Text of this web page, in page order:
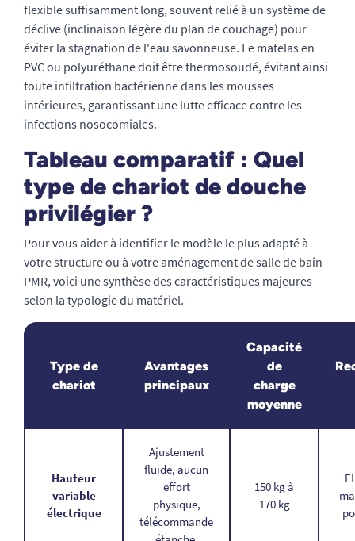
flexible suffisamment long, souvent relié à un système de
déclive (inclinaison légère du plan de couchage) pour
éviter la stagnation de l'eau savonneuse. Le matelas en
PVC ou polyuréthane doit être thermosoudé, évitant ainsi
toute infiltration bactérienne dans les mousses
intérieures, garantissant une lutte efficace contre les
infections nosocomiales.
Tableau comparatif : Quel
type de chariot de douche
privilégier ?
Pour vous aider à identifier le modèle le plus adapté à
votre structure ou à votre aménagement de salle de bain
PMR, voici une synthèse des caractéristiques majeures
selon la typologie du matériel.
Type de
chariot
Avantages
principaux
Capacité
de
charge
moyenne
Hauteur
variable
électrique
Ajustement
fluide, aucun
effort
physique,
télécommande
150 kg à
170 kg